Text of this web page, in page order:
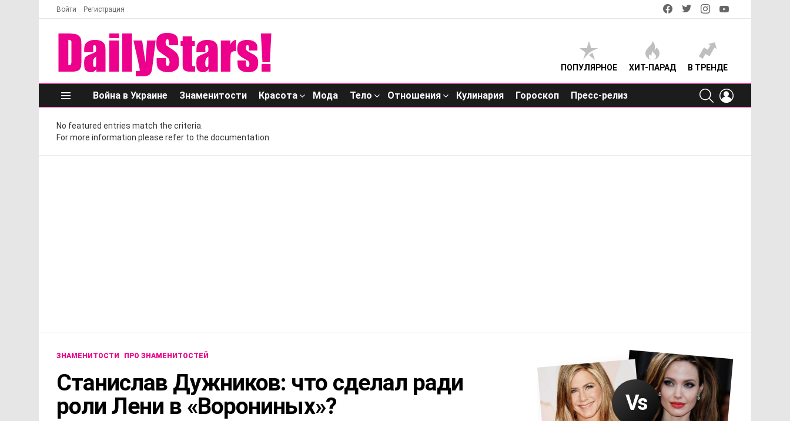
Войти Регистрация
facebooktwitterinstagram
ПОПУЛЯРНОЕ ХИТ-ПАРАД В ТРЕНДЕ
Меню
Война в Украине Знаменитости Красота Мода Тело Отношения Кулинария Гороскоп Пресс-релиз
SEARCH
No featured entries match the criteria.
For more information please refer to the documentation.
ЗНАМЕНИТОСТИ ПРО ЗНАМЕНИТОСТЕЙ
Станислав Дужников: что сделал ради
роли Лени в «Ворониных»?